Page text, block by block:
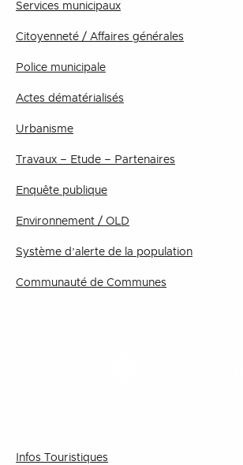
Services municipaux
Citoyenneté / Affaires générales
Police municipale
Actes dématérialisés
Urbanisme
Travaux – Etude – Partenaires
Enquête publique
Environnement / OLD
Système d’alerte de la population
Communauté de Communes
Infos Touristiques